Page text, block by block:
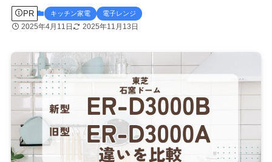
PR キッチン家電 電子レンジ
2025年4月11日 2025年11月13日